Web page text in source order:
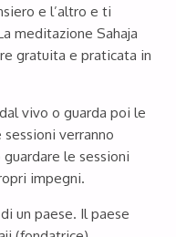
e l’altro e ti
meditazione Sahaja
gratuita e praticata in
vivo o guarda poi le
verranno
le sessioni
impegni.
un paese. Il paese